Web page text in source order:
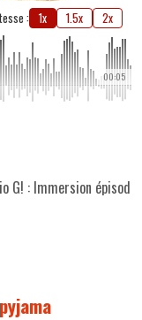
: 1x 1.5x 2x
00:05
G! : Immersion